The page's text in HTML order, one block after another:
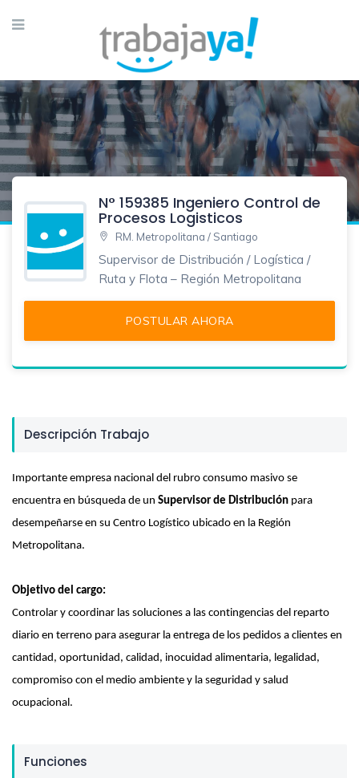
N° 159385 Ingeniero Control de
Procesos Logisticos
RM. Metropolitana / Santiago
Supervisor de Distribución / Logística /
Ruta y Flota – Región Metropolitana
Descripción Trabajo
Importante empresa nacional del rubro consumo masivo se
encuentra en búsqueda de un Supervisor de Distribución para
desempeñarse en su Centro Logístico ubicado en la Región
Metropolitana.
Objetivo del cargo:
Controlar y coordinar las soluciones a las contingencias del reparto
diario en terreno para asegurar la entrega de los pedidos a clientes en
cantidad, oportunidad, calidad, inocuidad alimentaria, legalidad,
compromiso con el medio ambiente y la seguridad y salud
ocupacional.
Funciones